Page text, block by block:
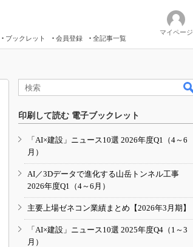
ブックレット 会員登録 全記事一覧
マイページ
印刷して読む 電子ブックレット
「AI×建設」ニュース10選 2026年度Q1（4～6
月）
AI／3Dデータで進化する山岳トンネル工事
2026年度Q1（4～6月）
主要上場ゼネコン業績まとめ【2026年3月期】
「AI×建設」ニュース10選 2025年度Q4（1～3
月）